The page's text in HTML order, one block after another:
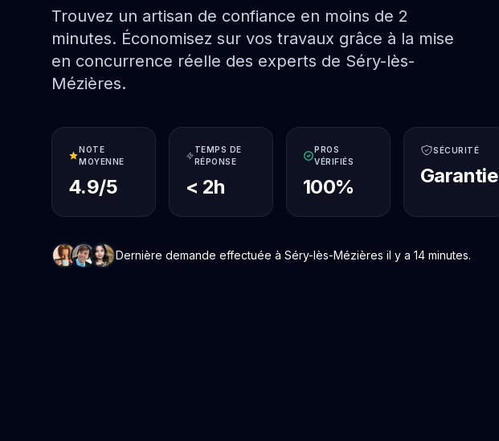
Trouvez un artisan de confiance en moins de 2
minutes. Économisez sur vos travaux grâce à la mise
en concurrence réelle des experts de Séry-lès-
Mézières.
NOTE
MOYENNE
4.9/5
TEMPS DE
RÉPONSE
< 2h
PROS
VÉRIFIÉS
100%
SÉCURITÉ
Garantie
Dernière demande effectuée à Séry-lès-Mézières il y a 14 minutes.